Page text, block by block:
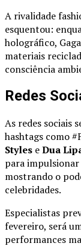
A rivalidade
esquentou:
holográfico,
materiais
consciência
Redes
As redes sociais
hashtags como
Styles eDua
para impulsionar
mostrando o
celebridades.
Especialistas
fevereiro, será
performances